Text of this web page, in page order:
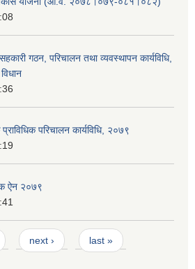
गठन, परिचालन तथा व्यवस्थापन कार्यविधि,
परिचालन कार्यविधि, २०७९
ऐन २०७९
next › last »